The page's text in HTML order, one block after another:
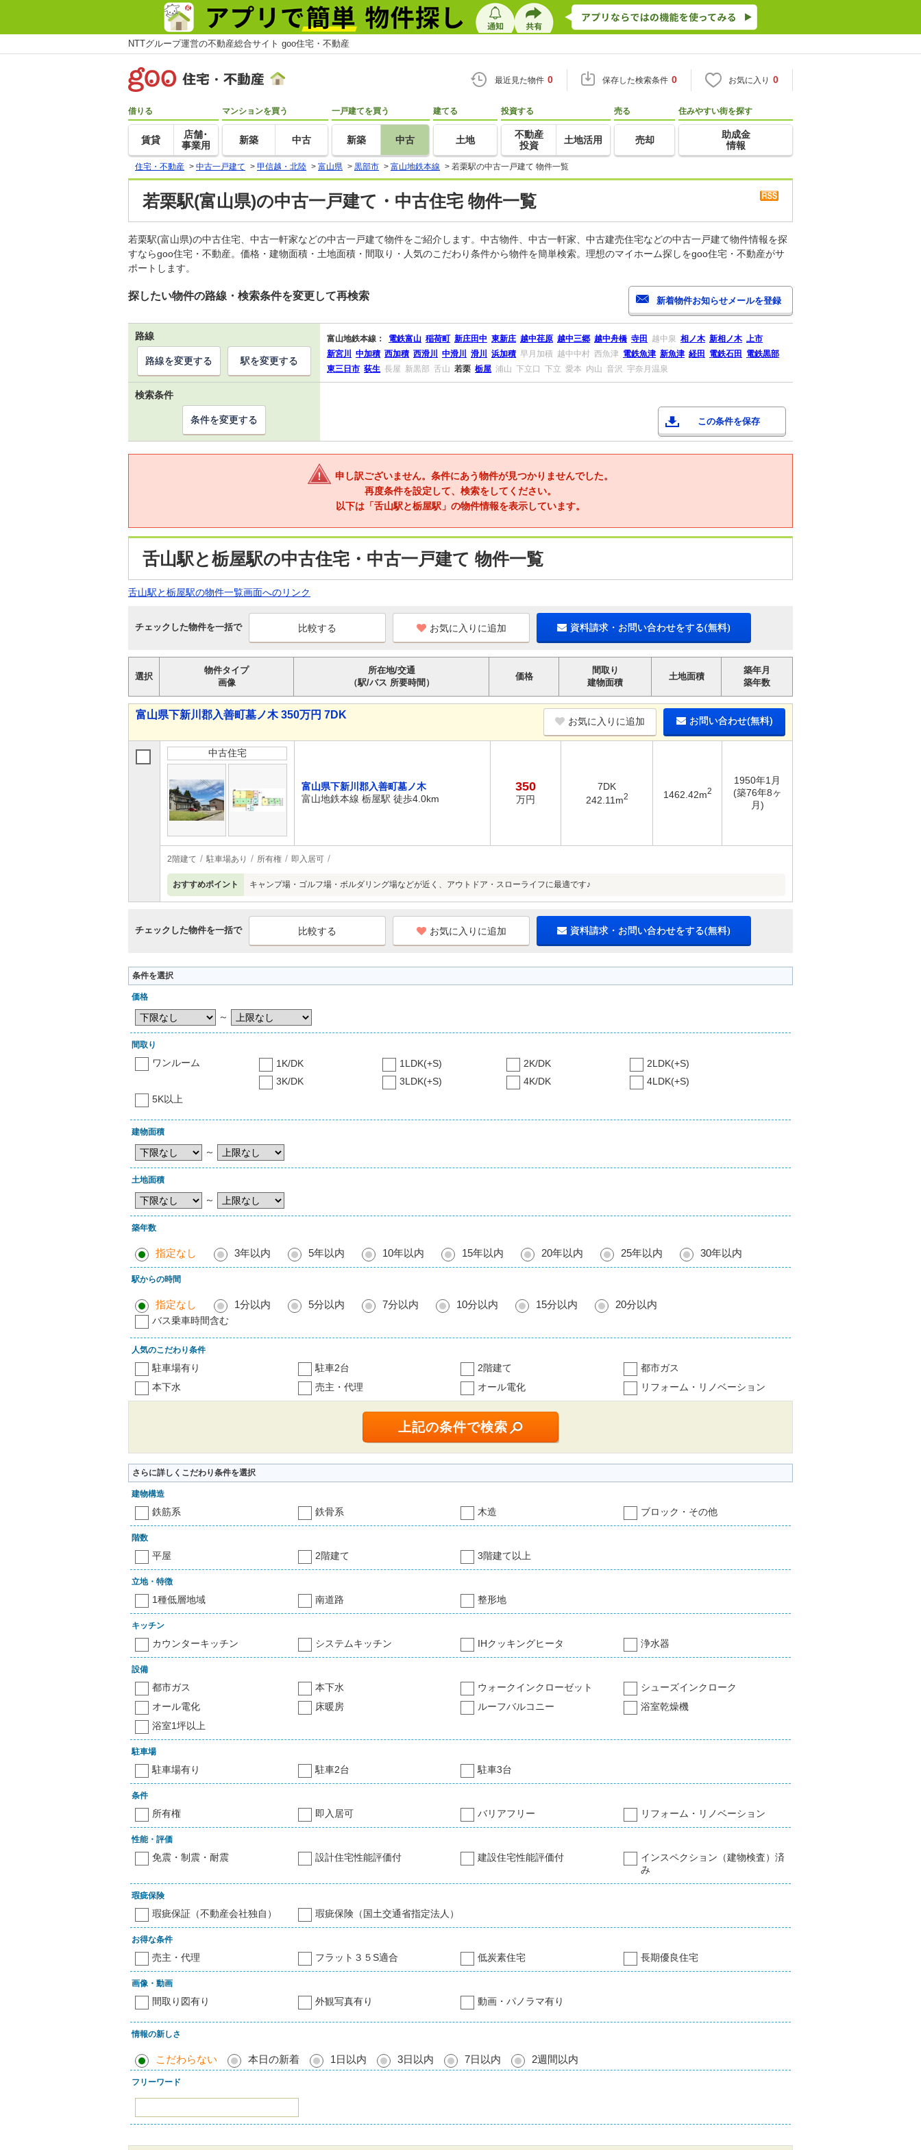
NTTグループ運営の不動産総合サイト goo住宅・不動産
最近見た物件 0 保存した検索条件 0 お気に入り 0
借りる
賃貸
店舗･
事業用
マンションを買う
新築 中古
一戸建てを買う
新築 中古
建てる
土地
投資する
不動産
投資
土地活用
売る
売却
住みやすい街を探す
助成金
情報
住宅・不動産 > 中古一戸建て > 甲信越・北陸 > 富山県 > 黒部市 > 富山地鉄本線 > 若栗駅の中古一戸建て 物件一覧
若栗駅(富山県)の中古一戸建て・中古住宅 物件一覧
若栗駅(富山県)の中古住宅、中古一軒家などの中古一戸建て物件をご紹介します。中古物件、中古一軒家、中古建売住宅などの中古一戸建て物件情報を探
すならgoo住宅・不動産。価格・建物面積・土地面積・間取り・人気のこだわり条件から物件を簡単検索。理想のマイホーム探しをgoo住宅・不動産がサ
ポートします。
探したい物件の路線・検索条件を変更して再検索
路線 富山地鉄本線： 電鉄富山 稲荷町 新庄田中 東新庄 越中荏原 越中三郷 越中舟橋 寺田 越中泉 相ノ木 新相ノ木 上市
新宮川
中加積 西加積 西滑川 中滑川 滑川 浜加積 早月加積 越中中村 西魚津 電鉄魚津 新魚津 経田 電鉄石田
電鉄黒部
東三日市 荻生 長屋 新黒部 舌山 若栗 栃屋 浦山 下立口 下立 愛本 内山 音沢 宇奈月温泉
路線を変更する 駅を変更する
検索条件
この条件を保存
条件を変更する
申し訳ございません。条件にあう物件が見つかりませんでした。
再度条件を設定して、検索をしてください。
以下は「舌山駅と栃屋駅」の物件情報を表示しています。
舌山駅と栃屋駅の中古住宅・中古一戸建て 物件一覧
舌山駅と栃屋駅の物件一覧画面へのリンク
チェックした物件を一括で お気に入りに追加 資料請求・お問い合わせをする(無料)
選択
物件タイプ
画像
所在地/交通
（駅/バス 所要時間）
価格
間取り
建物面積
土地面積
築年月
築年数
富山県下新川郡入善町墓ノ木 350万円 7DK
お気に入りに追加 お問い合わせ(無料)
中古住宅
富山県下新川郡入善町墓ノ木
富山地鉄本線 栃屋駅 徒歩4.0km
350
万円
7DK
242.11m2 1462.42m2
1950年1月
(築76年8ヶ
月)
2階建て 駐車場あり 所有権 即入居可
おすすめポイント キャンプ場・ゴルフ場・ボルダリング場などが近く、アウトドア・スローライフに最適です♪
チェックした物件を一括で お気に入りに追加 資料請求・お問い合わせをする(無料)
条件を選択
価格
～
間取り
ワンルーム 1K/DK 1LDK(+S) 2K/DK
2LDK(+S)
3K/DK
3LDK(+S) 4K/DK
4LDK(+S)
5K以上
建物面積
～
土地面積
～
築年数
指定なし 3年以内 5年以内 10年以内 15年以内 20年以内 25年以内 30年以内
駅からの時間
指定なし 1分以内 5分以内 7分以内 10分以内 15分以内 20分以内
バス乗車時間含む
人気のこだわり条件
駐車場有り 駐車2台 2階建て
都市ガス
本下水
売主・代理 オール電化 リフォーム・リノベーション
さらに詳しくこだわり条件を選択
建物構造
鉄筋系 鉄骨系 木造 ブロック・その他
階数
平屋 2階建て 3階建て以上
立地・特徴
1種低層地域 南道路 整形地
キッチン
カウンターキッチン システムキッチン IHクッキングヒータ 浄水器
設備
都市ガス 本下水 ウォークインクローゼット
シューズインクローク
オール電化
床暖房 ルーフバルコニー
浴室乾燥機
浴室1坪以上
駐車場
駐車場有り 駐車2台 駐車3台
条件
所有権 即入居可 バリアフリー リフォーム・リノベーション
性能・評価
免震・制震・耐震 設計住宅性能評価付 建設住宅性能評価付
インスペクション（建物検査）済
み
瑕疵保険
瑕疵保証（不動産会社独自） 瑕疵保険（国土交通省指定法人）
お得な条件
売主・代理 フラット３５S適合 低炭素住宅 長期優良住宅
画像・動画
間取り図有り 外観写真有り 動画・パノラマ有り
情報の新しさ
こだわらない 本日の新着 1日以内 3日以内 7日以内 2週間以内
フリーワード